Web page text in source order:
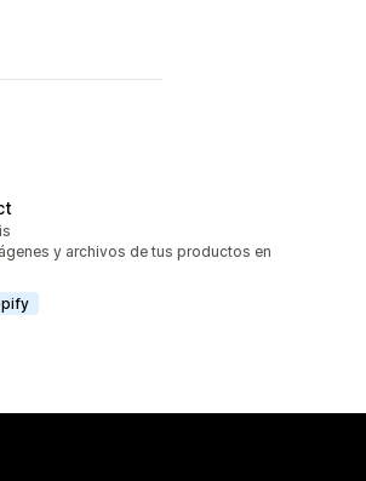
y archivos de tus productos en